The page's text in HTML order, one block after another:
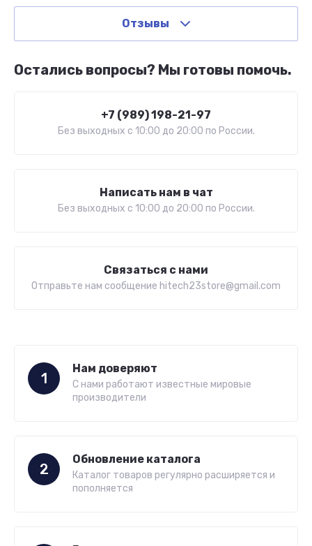
Отзывы
Остались вопросы? Мы готовы помочь.
+7 (989) 198-21-97
Без выходных c 10:00 до 20:00 по России.
Написать нам в чат
Без выходных c 10:00 до 20:00 по России.
Связаться с нами
Отправьте нам сообщение hitech23store@gmail.com
1
Нам доверяют
С нами работают известные мировые
производители
2
Обновление каталога
Каталог товаров регулярно расширяется и
пополняется